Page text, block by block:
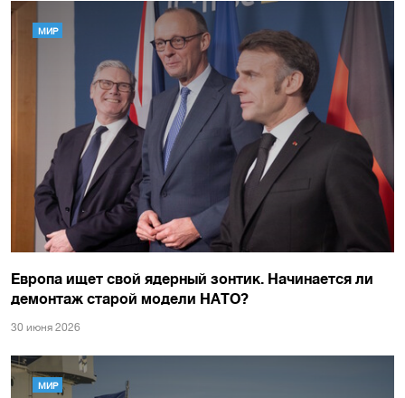
МИР
Европа ищет свой ядерный зонтик. Начинается ли
демонтаж старой модели НАТО?
30 июня 2026
МИР